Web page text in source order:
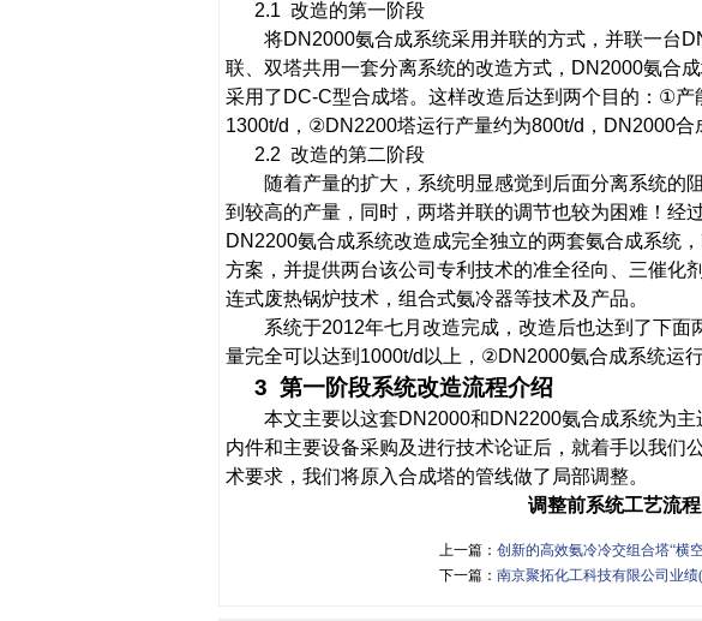
2.1 改造的第一阶段
将DN2000氨合成系统采用并联的方式，并联一台
联、双塔共用一套分离系统的改造方式， DN2000氨合
采用了 DC-C型合成塔。这样改造后达到两个目的： ①产
1300t/d ， ②DN2200塔运行产量约为800t/d ， DN2000合
2.2 改造的第二阶段
随着产量的扩大，系统明显感觉到后面分离系统的
到较高的产量，同时，两塔并联的调节也较为困难！经
DN2200氨合成系统改造成完全独立的两套氨合成系统
方案，并提供两台该公司专利技术的准全径向、三催化
连式废热锅炉技术，组合式氨冷器等技术及产品。
系统于2012年七月改造完成，改造后也达到了下面
量完全可以达到 1000t/d 以上 ， ②DN2000氨合成系统运
3 第一阶段系统改造流程介绍
本文主要以这套DN2000和DN2200氨合成系统为主
内件和主要设备采购及进行技术论证后，就着手以我们
术要求，我们将原入合成塔的管线做了局部调整。
调整前系统工艺流
上一篇：创新的高效氨冷冷交组合塔“横空
下一篇：南京聚拓化工科技有限公司业绩